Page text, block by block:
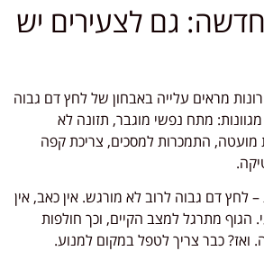
גם לצעירים יש
מראים עלייה באבחון של לחץ דם גבוה
מתח נפשי מוגבר, תזונה לא
מועטה, התמכרות למסכים, צריכת קפה
דם גבוה לרוב לא מורגש. אין כאב, אין
הגוף מתרגל למצב הקיים, וכך חולפות
ואז? כבר צריך לטפל במקום למנוע.